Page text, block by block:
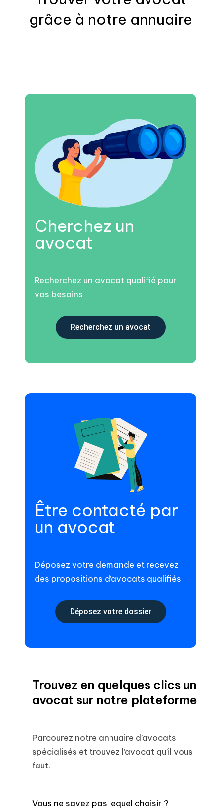
grâce à notre annuaire
Cherchez un
avocat
Recherchez un avocat qualifié pour
vos besoins
Recherchez un avocat
Être contacté par
un avocat
Déposez votre demande et recevez
des propositions d’avocats qualifiés
Déposez votre dossier
Trouvez en quelques clics un
avocat sur notre plateforme
Parcourez notre annuaire d’avocats
spécialisés et trouvez l’avocat qu’il vous
faut.
Vous ne savez pas lequel choisir ?